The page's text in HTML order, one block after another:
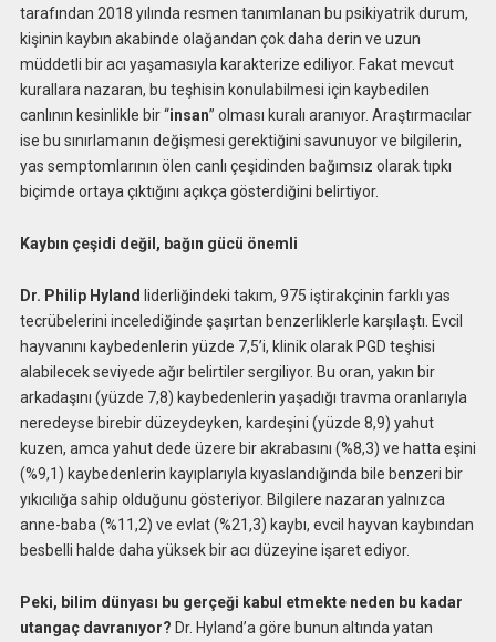
tarafından 2018 yılında resmen tanımlanan bu psikiyatrik durum,
kişinin kaybın akabinde olağandan çok daha derin ve uzun
müddetli bir acı yaşamasıyla karakterize ediliyor. Fakat mevcut
kurallara nazaran, bu teşhisin konulabilmesi için kaybedilen
canlının kesinlikle bir “insan” olması kuralı aranıyor. Araştırmacılar
ise bu sınırlamanın değişmesi gerektiğini savunuyor ve bilgilerin,
yas semptomlarının ölen canlı çeşidinden bağımsız olarak tıpkı
biçimde ortaya çıktığını açıkça gösterdiğini belirtiyor.
Kaybın çeşidi değil, bağın gücü önemli
Dr. Philip Hyland liderliğindeki takım, 975 iştirakçinin farklı yas
tecrübelerini incelediğinde şaşırtan benzerliklerle karşılaştı. Evcil
hayvanını kaybedenlerin yüzde 7,5’i, klinik olarak PGD teşhisi
alabilecek seviyede ağır belirtiler sergiliyor. Bu oran, yakın bir
arkadaşını (yüzde 7,8) kaybedenlerin yaşadığı travma oranlarıyla
neredeyse birebir düzeydeyken, kardeşini (yüzde 8,9) yahut
kuzen, amca yahut dede üzere bir akrabasını (%8,3) ve hatta eşini
(%9,1) kaybedenlerin kayıplarıyla kıyaslandığında bile benzeri bir
yıkıcılığa sahip olduğunu gösteriyor. Bilgilere nazaran yalnızca
anne-baba (%11,2) ve evlat (%21,3) kaybı, evcil hayvan kaybından
besbelli halde daha yüksek bir acı düzeyine işaret ediyor.
Peki, bilim dünyası bu gerçeği kabul etmekte neden bu kadar
utangaç davranıyor? Dr. Hyland’a göre bunun altında yatan